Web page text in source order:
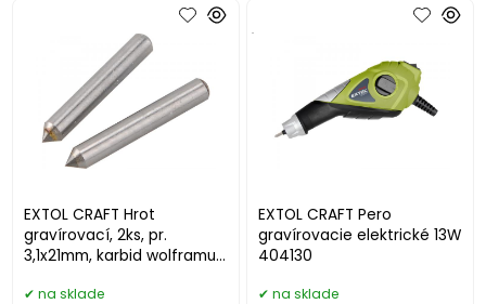
EXTOL CRAFT Hrot
gravírovací, 2ks, pr.
3,1x21mm, karbid wolframu
na sklade
EXTOL CRAFT Pero
gravírovacie elektrické 13W
404130
.
na sklade